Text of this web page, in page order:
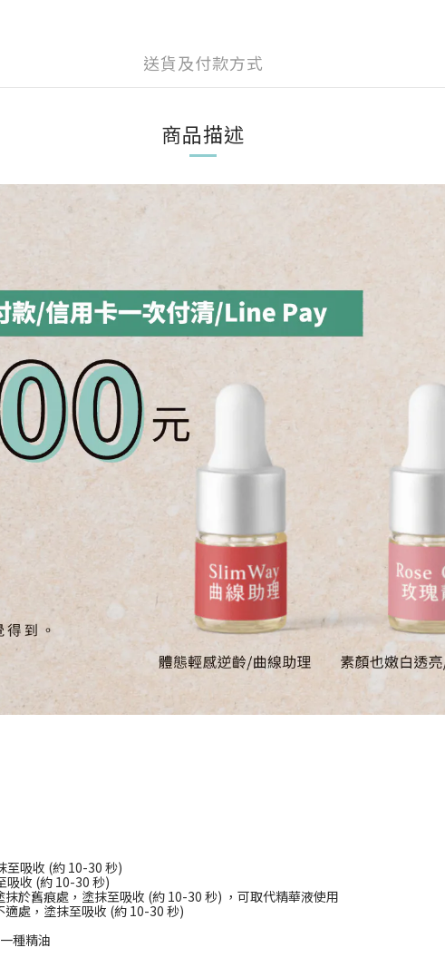
送貨及付款方式
商品描述
吸收 (約 10-30 秒)
吸收 (約 10-30 秒)
於舊痕處，塗抹至吸收 (約 10-30 秒) ，可取代精華液使用
處，塗抹至吸收 (約 10-30 秒)
種精油